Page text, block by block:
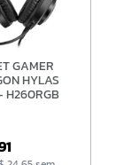
HYLAS
H260RGB